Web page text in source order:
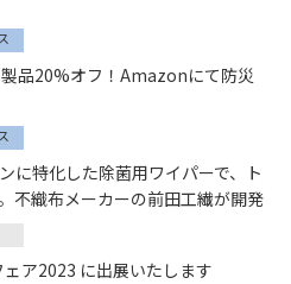
製品20%オフ！Amazonにて防災
に特化した除菌用ワイパーで、ト
不織布メーカーの前田工繊が開発
ア2023 に出展いたします